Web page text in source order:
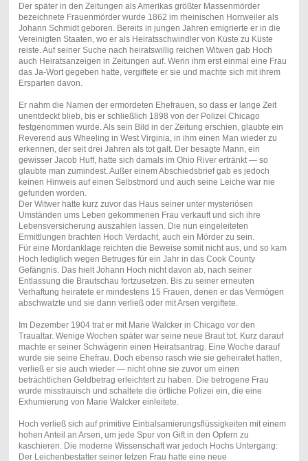
Der später in den Zeitungen als Amerikas größter Massenmörder
bezeichnete Frauenmörder wurde 1862 im rheinischen Horrweiler als
Johann Schmidt geboren. Bereits in jungen Jahren emigrierte er in die
Vereinigten Staaten, wo er als Heiratsschwindler von Küste zu Küste
reiste. Auf seiner Suche nach heiratswillig reichen Witwen gab Hoch
auch Heiratsanzeigen in Zeitungen auf. Wenn ihm erst einmal eine Frau
das Ja-Wort gegeben hatte, vergiftete er sie und machte sich mit ihrem
Ersparten davon.
Er nahm die Namen der ermordeten Ehefrauen, so dass er lange Zeit
unentdeckt blieb, bis er schließlich 1898 von der Polizei Chicago
festgenommen wurde. Als sein Bild in der Zeitung erschien, glaubte ein
Reverend aus Wheeling in West Virginia, in ihm einen Man wieder zu
erkennen, der seit drei Jahren als tot galt. Der besagte Mann, ein
gewisser Jacob Huff, hatte sich damals im Ohio River ertränkt — so
glaubte man zumindest. Außer einem Abschiedsbrief gab es jedoch
keinen Hinweis auf einen Selbstmord und auch seine Leiche war nie
gefunden worden.
Der Witwer hatte kurz zuvor das Haus seiner unter mysteriösen
Umständen ums Leben gekommenen Frau verkauft und sich ihre
Lebensversicherung auszahlen lassen. Die nun eingeleiteten
Ermittlungen brachten Hoch Verdacht, auch ein Mörder zu sein.
Für eine Mordanklage reichten die Beweise somit nicht aus, und so kam
Hoch lediglich wegen Betruges für ein Jahr in das Cook County
Gefängnis. Das hielt Johann Hoch nicht davon ab, nach seiner
Entlassung die Brautschau fortzusetzen. Bis zu seiner erneuten
Verhaftung heiratete er mindestens 15 Frauen, denen er das Vermögen
abschwatzte und sie dann verließ oder mit Arsen vergiftete.
Im Dezember 1904 trat er mit Marie Walcker in Chicago vor den
Traualtar. Wenige Wochen später war seine neue Braut tot. Kurz darauf
machte er seiner Schwägerin einen Heiratsantrag. Eine Woche darauf
wurde sie seine Ehefrau. Doch ebenso rasch wie sie geheiratet hatten,
verließ er sie auch wieder — nicht ohne sie zuvor um einen
beträchtlichen Geldbetrag erleichtert zu haben. Die betrogene Frau
wurde misstrauisch und schaltete die örtliche Polizei ein, die eine
Exhumierung von Marie Walcker einleitete.
Hoch verließ sich auf primitive Einbalsamierungsflüssigkeiten mit einem
hohen Anteil an Arsen, um jede Spur von Gift in den Opfern zu
kaschieren. Die moderne Wissenschaft war jedoch Hochs Untergang:
Der Leichenbestatter seiner letzen Frau hatte eine neue